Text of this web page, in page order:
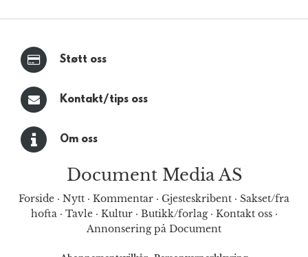
Støtt oss
Kontakt/tips oss
Om oss
Document Media AS
Forside · Nytt · Kommentar · Gjesteskribent · Sakset/fra
hofta· Tavle· Kultur· Butikk/forlag· Kontakt oss·
Annonsering på Document